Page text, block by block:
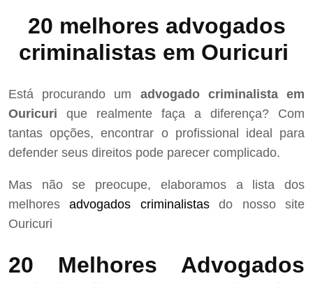
20 melhores advogados
criminalistas em Ouricuri
Está procurando um advogado criminalista em
Ouricuri que realmente faça a diferença? Com
tantas opções, encontrar o profissional ideal para
defender seus direitos pode parecer complicado.
Mas não se preocupe, elaboramos a lista dos
melhoresadvogados criminalistasdo nosso site
Ouricuri
20 Melhores Advogados